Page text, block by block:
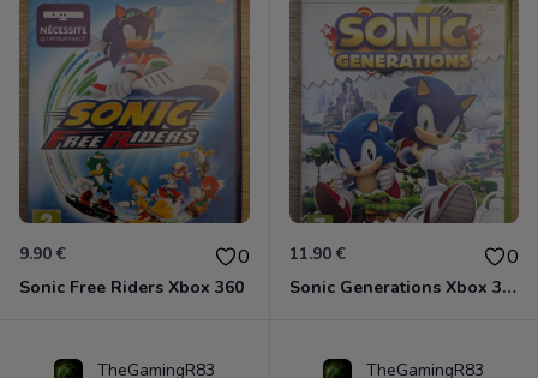
9.90 € 0
Sonic Free Riders Xbox 360
11.90 € 0
Sonic Generations Xbox 360
TheGamingR83 TheGamingR83